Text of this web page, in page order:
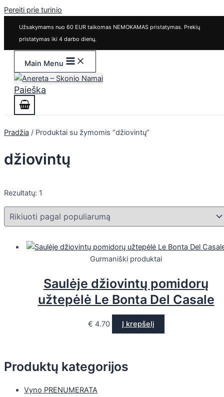
Pereiti prie turinio
Užsakymams nuo 60 EUR taikomas NEMOKAMAS pristatymas. Prekių
pristatymas iki 4 darbo dienų.
Main Menu
Paieška
Produktų kategorijos
Vyno PRENUMERATA
Pradžia / Produktai su žymomis “džiovintų”
džiovintų
Rezultatų: 1
Gurmaniški produktai
Saulėje džiovintų pomidorų
užtepėlė Le Bonta Del Casale
€ 4.70 Į krepšelį